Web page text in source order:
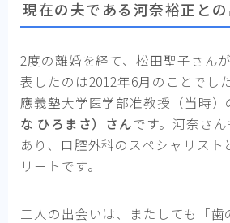
現在の夫である河奈裕正と
2度の離婚を経て、松田聖子さん
表したのは2012年6月のことでし
應義塾大学医学部准教授（当時）
な ひろまさ）さんです。河奈さ
あり、口腔外科のスペシャリスト
リートです。
二人の出会いは、またしても「歯